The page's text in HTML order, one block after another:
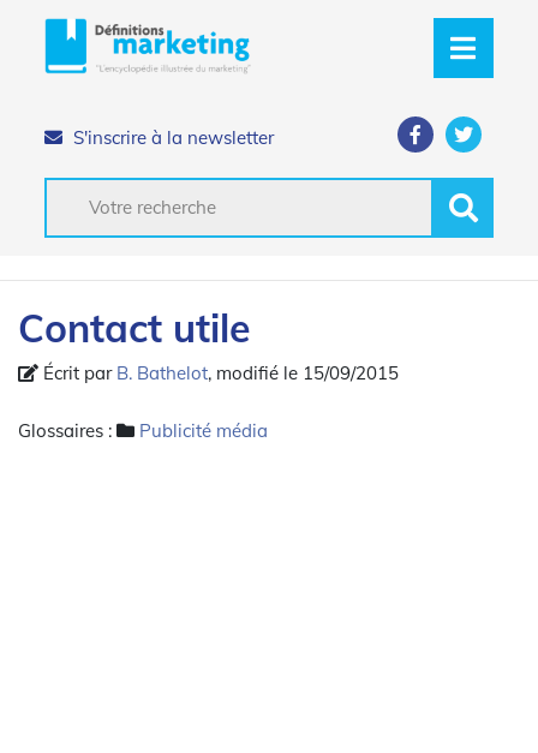
S'inscrire à la newsletter
Contact utile
Écrit par B. Bathelot, modifié le 15/09/2015
Glossaires : Publicité média